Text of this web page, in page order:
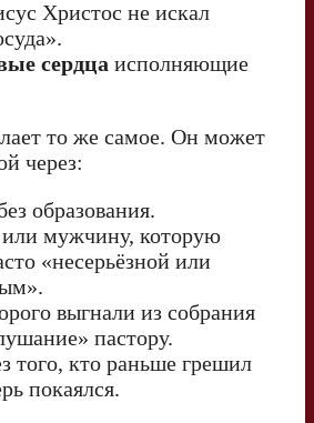
Христос не искал
сердца исполняющие
то же самое. Он может
через:
образования.
мужчину, которую
«несерьёзной или
выгнали из собрания
пастору.
того, кто раньше грешил
покаялся.